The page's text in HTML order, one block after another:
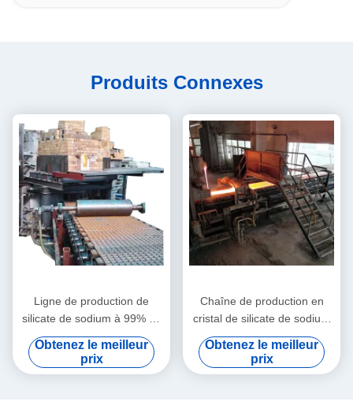
Produits Connexes
Ligne de production de
silicate de sodium à 99% de
cristal chimique
Obtenez le meilleur
prix
Chaîne de production en
cristal de silicate de sodium
100TPD en verre d'eau du
mode 3
Obtenez le meilleur
prix